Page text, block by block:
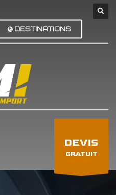
DESTINATIONS
DEVIS
GRATUIT